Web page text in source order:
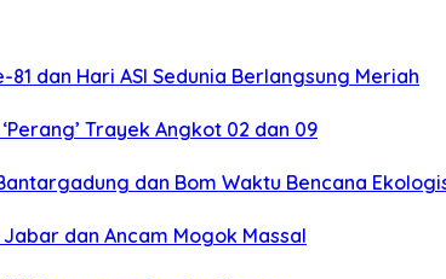
dan Hari ASI Sedunia Berlangsung Meriah
Trayek Angkot 02 dan 09
dan Bom Waktu Bencana
Jabar dan Ancam Mogok Massal